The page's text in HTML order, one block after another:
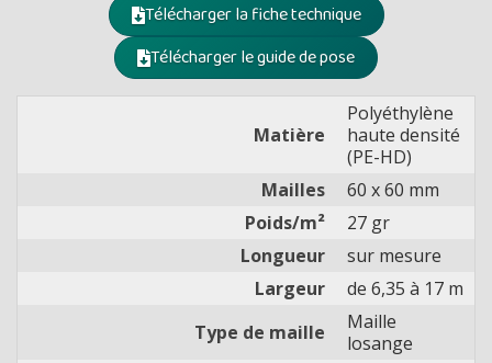
Télécharger la fiche technique
Télécharger le guide de pose
Matière
Polyéthylène
haute densité
(PE-HD)
Mailles
60 x 60 mm
Poids/m²
27 gr
Longueur
sur mesure
Largeur
de 6,35 à 17 m
Type de maille
Maille
losange